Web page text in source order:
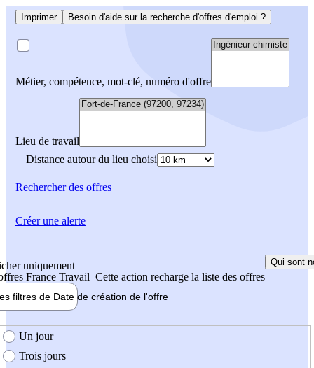
Imprimer Besoin d'aide sur la recherche d'offres d'emploi ?
Métier, compétence, mot-clé, numéro d'offre
Lieu de travail
Distance autour du lieu choisi
Rechercherdes offres
uniquement
France Travail Cette action recharge la liste des offres
Qui sont
filtres de Date de création de l'offre
création de l'offre
Un jour
Trois jours
Créer une alerte